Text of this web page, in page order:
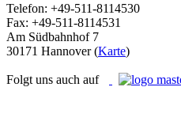
Telefon: +49-511-8114530
Fax: +49-511-8114531
Am Südbahnhof 7
30171 Hannover (Karte)
Folgt uns auch auf